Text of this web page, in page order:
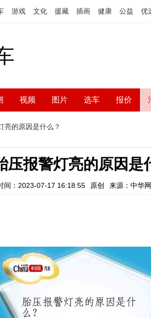
游戏 文化 援藏 插画 健康 公益 优
视频 图片 选车 报价
亮的原因是什么？
压报警灯亮的原因是
间：2023-07-17 16:18:55 原创 来源：中华网